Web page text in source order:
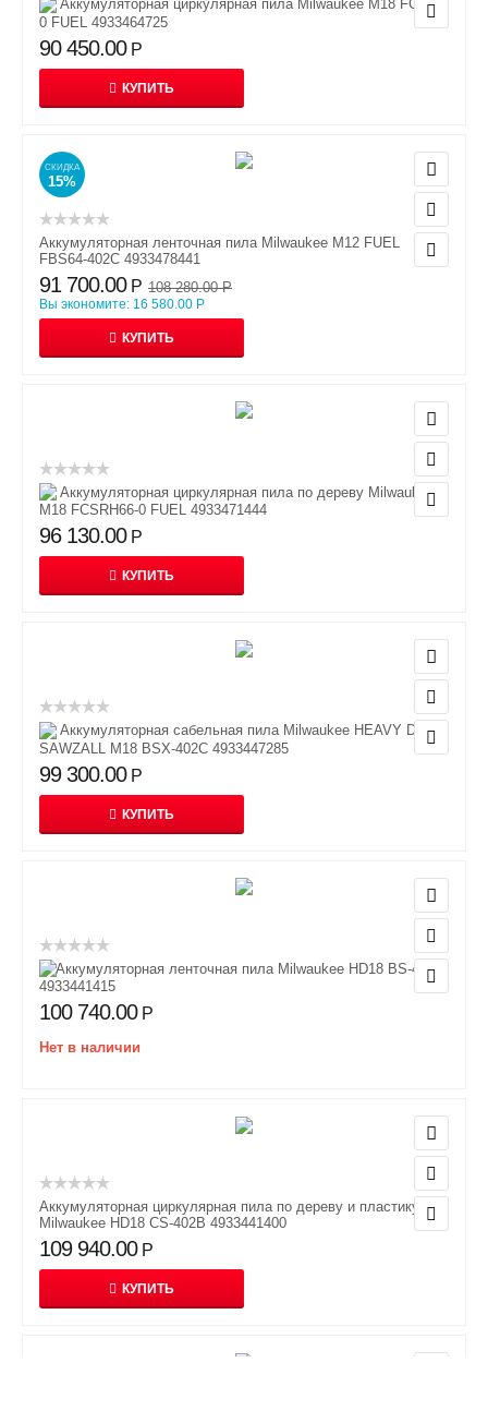
Аккумуляторная циркулярная пила Milwaukee M18 FCS66-
0 FUEL 4933464725
90 450.00 Р
КУПИТЬ
СКИДКА
15%
Аккумуляторная ленточная пила Milwaukee M12 FUEL
FBS64-402С 4933478441
91 700.00 Р 108 280.00 Р
Вы экономите: 16 580.00 Р
КУПИТЬ
Аккумуляторная циркулярная пила по дереву Milwaukee
M18 FCSRH66-0 FUEL 4933471444
96 130.00 Р
КУПИТЬ
Аккумуляторная сабельная пила Milwaukee HEAVY DUTY
SAWZALL M18 BSX-402C 4933447285
99 300.00 Р
КУПИТЬ
Аккумуляторная ленточная пила Milwaukee HD18 BS-402C
4933441415
100 740.00 Р
Нет в наличии
Аккумуляторная циркулярная пила по дереву и пластику
Milwaukee HD18 CS-402B 4933441400
109 940.00 Р
КУПИТЬ